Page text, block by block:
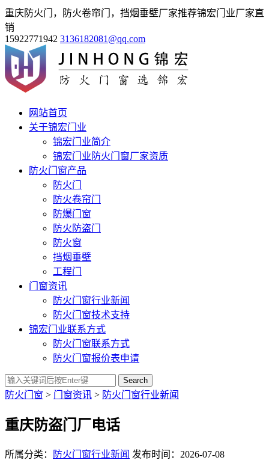
重庆防火门，防火卷帘门，挡烟垂壁厂家推荐锦宏门业厂家直
销
15922771942 3136182081@qq.com
网站首页
关于锦宏门业
锦宏门业简介
锦宏门业防火门窗厂家资质
防火门窗产品
防火门
防火卷帘门
防爆门窗
防火防盗门
防火窗
挡烟垂壁
工程门
门窗资讯
防火门窗行业新闻
防火门窗技术支持
锦宏门业联系方式
防火门窗联系方式
防火门窗报价表申请
Search
防火门窗 > 门窗资讯 > 防火门窗行业新闻
重庆防盗门厂电话
所属分类： 防火门窗行业新闻 发布时间：2026-07-08